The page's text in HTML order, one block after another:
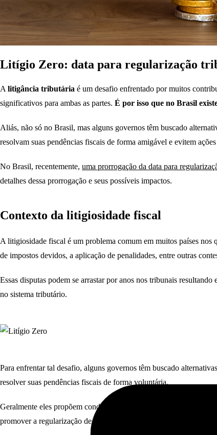
Litígio Zero: data para regularização
A litigância tributária é um desafio enfrentado por muitos
significativos para ambas as partes. É por isso que no Brasil
Aliás, não só no Brasil, mas alguns governos têm buscado
resolvam suas pendências fiscais de forma amigável e evitem
No Brasil, recentemente, uma prorrogação da data para
detalhes dessa prorrogação e seus possíveis impactos.
Contexto da litigiosidade fiscal
A litigiosidade fiscal é um problema comum em muitos países nos
de impostos devidos, a aplicação de penalidades, entre outras
Essas disputas podem se arrastar por anos nos tribunais
no sistema tributário.
Para enfrentar tal desafio, alguns governos têm buscado
resolver suas pendências fiscais de forma voluntária.
Geralmente eles propõem condições especiais como descontos,
promover a regularização de pendências fiscais evitando, assim, a